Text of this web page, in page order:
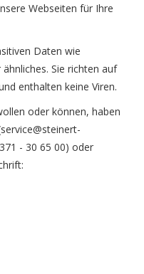
Webseiten für Ihre
Daten wie
Sie richten auf
enthalten keine Viren.
oder können, haben
service@steinert-
- 30 65 00) oder